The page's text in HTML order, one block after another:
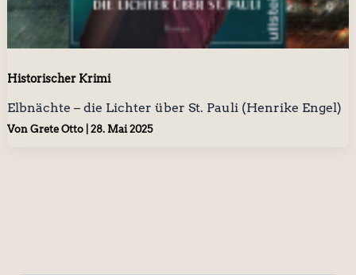
Historischer Krimi
Elbnächte – die Lichter über St. Pauli (Henrike Engel)
Von Grete Otto 28. Mai 2025